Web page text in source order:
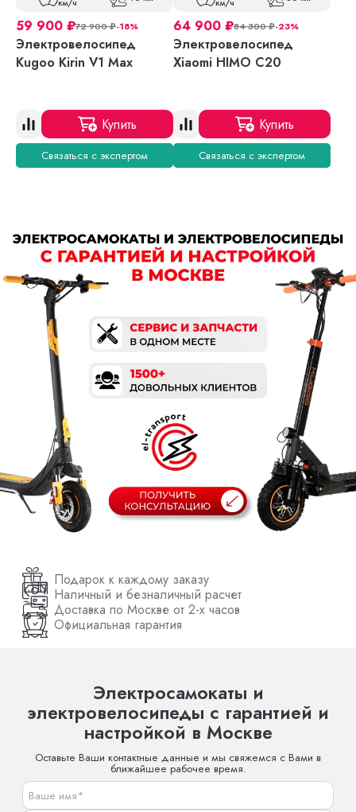
59 900 ₽72 900₽-18%
Электровелосипед
Kugoo Kirin V1 Max
Купить
Связаться с экспертом
64 900 ₽84 300₽-23%
Электровелосипед
Xiaomi HIMO C20
Купить
Связаться с экспертом
Подарок к каждому заказу
Наличный и безналичный расчет
Доставка по Москве от 2-х часов
Официальная гарантия
Электросамокаты и
электровелосипеды с гарантией и
настройкой в Москве
Оставьте Ваши контактные данные и мы свяжемся с Вами в
ближайшее рабочее время.